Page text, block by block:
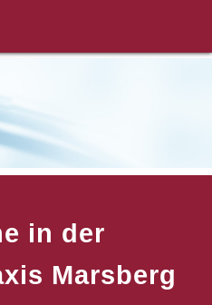
in der
Marsberg